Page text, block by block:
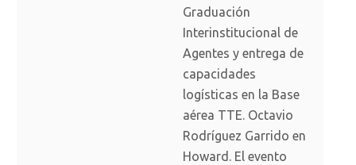
Graduación
Interinstitucional de
Agentes y entrega de
capacidades
logísticas en la Base
aérea TTE. Octavio
Rodríguez Garrido en
Howard. El evento